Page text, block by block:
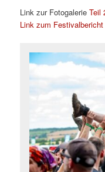
Link zur FotogalerieTeil
Link zum Festivalbericht